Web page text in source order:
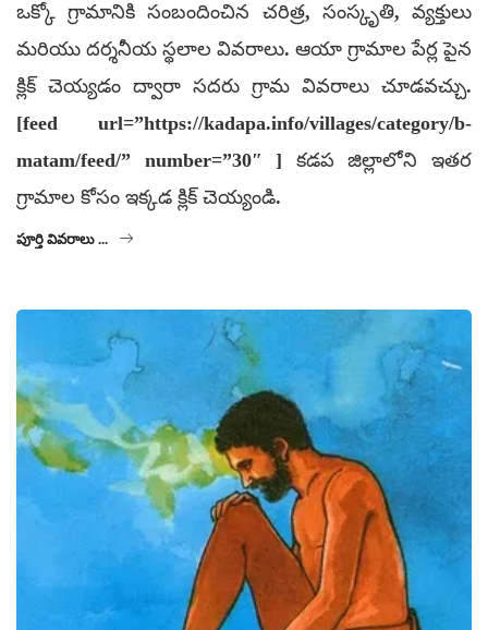
ఒక్కో గ్రామానికి సంబందించిన చరిత్ర, సంస్కృతి, వ్యక్తులు
మరియు దర్శనీయ స్థలాల వివరాలు. ఆయా గ్రామాల పేర్ల పైన
క్లిక్ చెయ్యడం ద్వారా సదరు గ్రామ వివరాలు చూడవచ్చు.
[feed url=”https://kadapa.info/villages/category/b-
matam/feed/” number=”30″ ] కడప జిల్లాలోని ఇతర
గ్రామాల కోసం ఇక్కడ క్లిక్ చెయ్యండి.
పూర్తి వివరాలు ...